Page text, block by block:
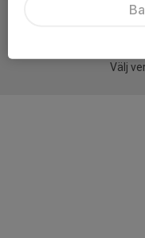
Välj